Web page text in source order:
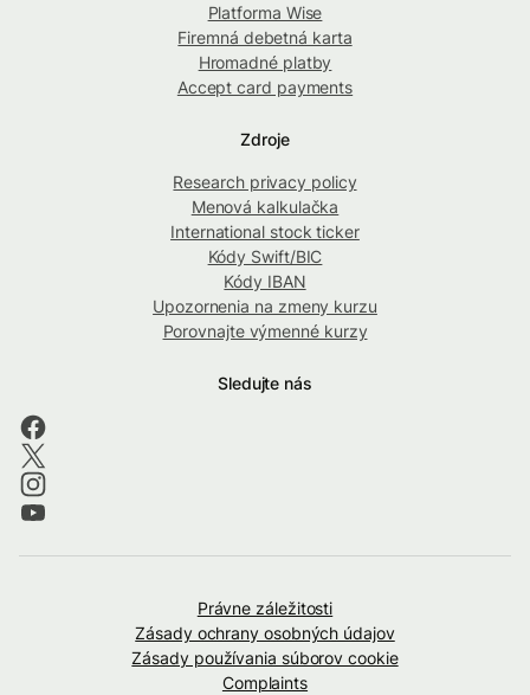
Platforma Wise
Firemná debetná karta
Hromadné platby
Accept card payments
Zdroje
Research privacy policy
Menová kalkulačka
International stock ticker
Kódy Swift/BIC
Kódy IBAN
Upozornenia na zmeny kurzu
Porovnajte výmenné kurzy
Sledujte nás
Právne záležitosti
Zásady ochrany osobných údajov
Zásady používania súborov cookie
Complaints